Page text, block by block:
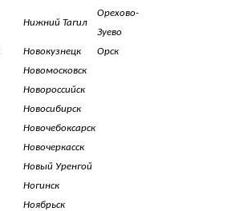
Нижний Тагил
Орехово-
Зуево
Новокузнецк
Орск
Новомосковск
Новороссийск
Новосибирск
Новочебоксарск
Новочеркасск
Новый Уренгой
Ногинск
Ноябрьск